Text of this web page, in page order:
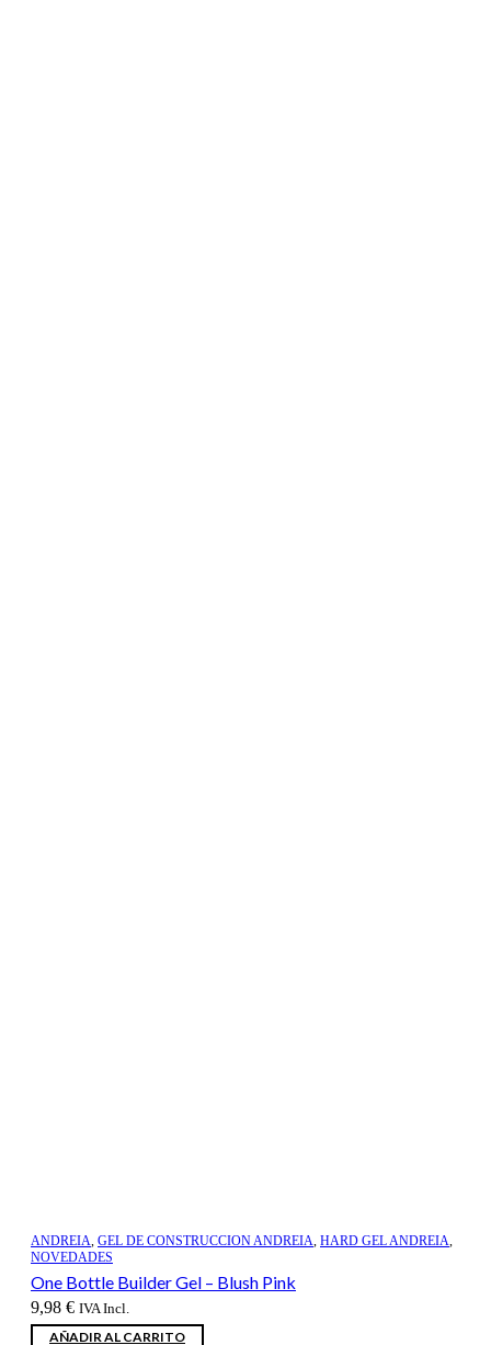
ANDREIA, GEL DE CONSTRUCCION ANDREIA, HARD GEL ANDREIA,
NOVEDADES
One Bottle Builder Gel – Blush Pink
9,98 € IVA Incl.
AÑADIR AL CARRITO